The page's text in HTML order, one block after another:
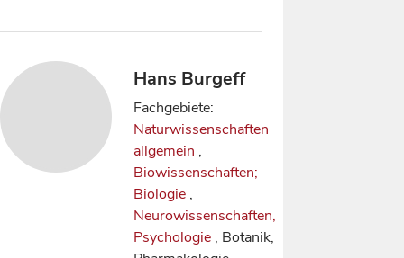
Hans Burgeff
Fachgebiete:
Naturwissenschaften
allgemein ,
Biowissenschaften;
Biologie ,
Neurowissenschaften,
Psychologie , Botanik,